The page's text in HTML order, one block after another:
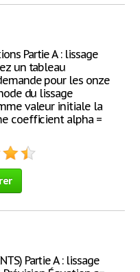
Partie A : lissage
un tableau
pour les onze
du lissage
valeur initiale la
coefficient alpha =
Partie A : lissage